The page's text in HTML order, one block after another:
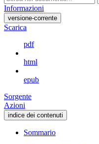
Informazioni
versione-corrente
Scarica
pdf
html
epub
Sorgente
Azioni
indice dei contenuti
Sommario